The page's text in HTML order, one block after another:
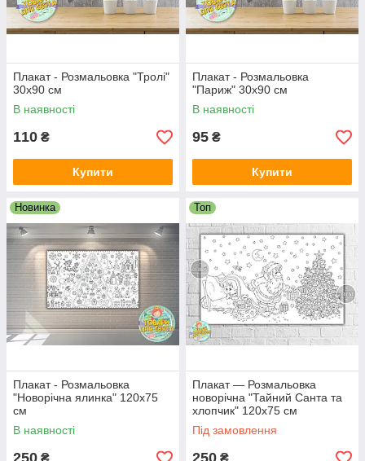
Плакат - Розмальовка "Тролі"
30х90 см
В наявності
110 ₴
Купити
Плакат - Розмальовка
"Париж" 30х90 см
В наявності
95 ₴
Купити
Новинка
Плакат - Розмальовка
"Новорічна ялинка" 120х75
см
В наявності
₴
Топ
Плакат — Розмальовка
новорічна "Тайний Санта та
хлопчик" 120х75 см
Під замовлення
₴